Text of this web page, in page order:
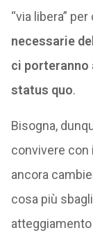
“via libera”
necessarie
ci porteranno
status quo.
Bisogna,
convivere con
ancora
cosa più